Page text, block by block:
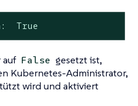
True
auf False gesetzt ist,
Kubernetes-Administrator,
wird und aktiviert